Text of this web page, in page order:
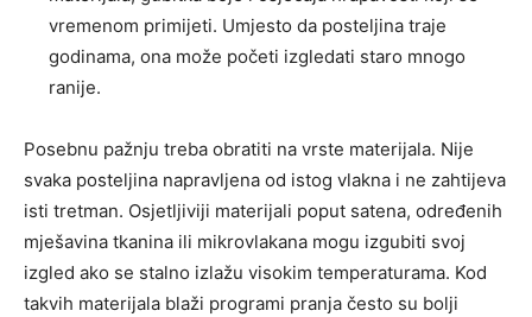
vremenom primijeti. Umjesto da posteljina traje
godinama, ona može početi izgledati staro mnogo
ranije.
Posebnu pažnju treba obratiti na vrste materijala. Nije
svaka posteljina napravljena od istog vlakna i ne zahtijeva
isti tretman. Osjetljiviji materijali poput satena, određenih
mješavina tkanina ili mikrovlakana mogu izgubiti svoj
izgled ako se stalno izlažu visokim temperaturama. Kod
takvih materijala blaži programi pranja često su bolji